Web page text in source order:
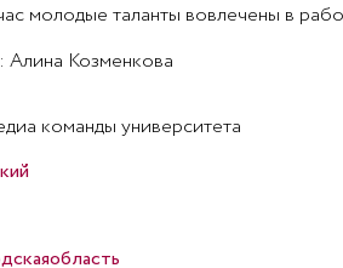
молодые таланты вовлечены в
Алина Козменкова
команды университета